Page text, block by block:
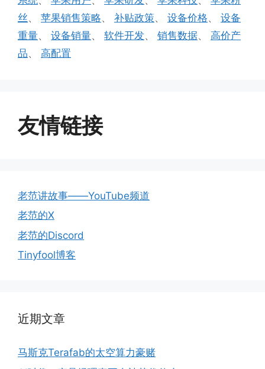
丝、 苹果销售策略、 补贴政策、 设备价格、 设备
重量、 设备销量、 软件开发、 销售数据、 高价产
品、 高配置
友情链接
老范讲故事——YouTube频道
老范的X
老范的Discord
Tinyfool博客
近期文章
马斯克Terafab的太空算力豪赌